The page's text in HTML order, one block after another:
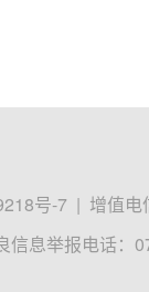
号-7 | 增值电
信息举报电话：